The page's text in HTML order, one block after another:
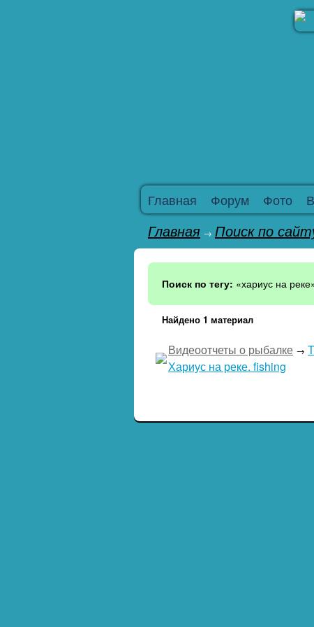
Главная Форум Фото
Главная → Поиск по
Поиск по тегу: «хариус на
Найдено 1 материал
Видеоотчеты о рыбалке →
Хариус на реке. fishing